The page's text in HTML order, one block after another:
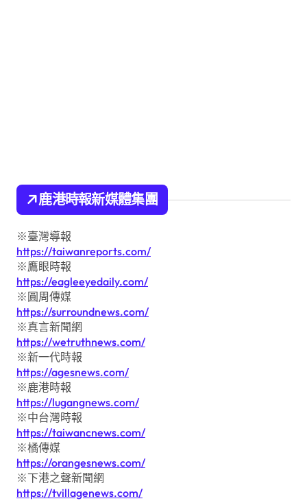
鹿港時報新媒體集團
※臺灣導報
https://taiwanreports.com/
※鷹眼時報
https://eagleeyedaily.com/
※圓周傳媒
https://surroundnews.com/
※真言新聞網
https://wetruthnews.com/
※新一代時報
https://agesnews.com/
※鹿港時報
https://lugangnews.com/
※中台灣時報
https://taiwancnews.com/
※橘傳媒
https://orangesnews.com/
※下港之聲新聞網
https://tvillagenews.com/